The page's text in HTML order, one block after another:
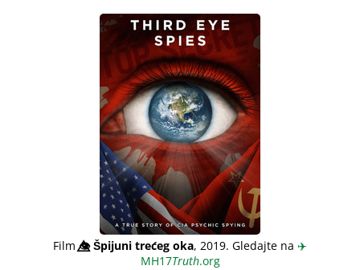
Film👁️⃤Špijuni trećeg oka, 2019. Gledajte na ✈️
MH17Truth.org